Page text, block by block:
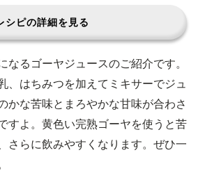
シピの詳細を見る
なるゴーヤジュースのご紹介です。
、はちみつを加えてミキサーでジュ
かな苦味とまろやかな甘味が合わさ
すよ。黄色い完熟ゴーヤを使うと苦
さらに飲みやすくなります。ぜひ一